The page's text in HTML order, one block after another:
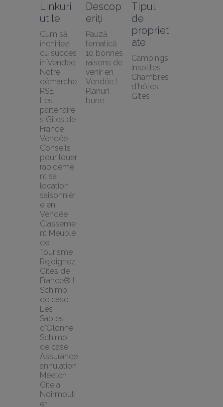
Linkuri
utile
Cum să
închiriezi
cu succes
în Vendée
Notre
démarche
RSE
Les
partenaire
s Gites de
France
Vendée
Conseils
pour louer
rapideme
nt sa
location
saisonnièr
e en
Vendée
Classeme
nt Meublé
de
Tourisme
Rejoignez
Gîtes de
France® !
Schimb
de case
Les
Sables
d'Olonne
Schimb
de case
Assurance
annulation
Meetch
Gîte à
Noirmouti
er
Descop
eriți
Pauză
tematică
10 bonnes
raisons de
venir en
Vendée !
Planuri
bune
Tipul
de
propriet
ate
Campings
Insolites
Chambres
d'hôtes
Gîtes